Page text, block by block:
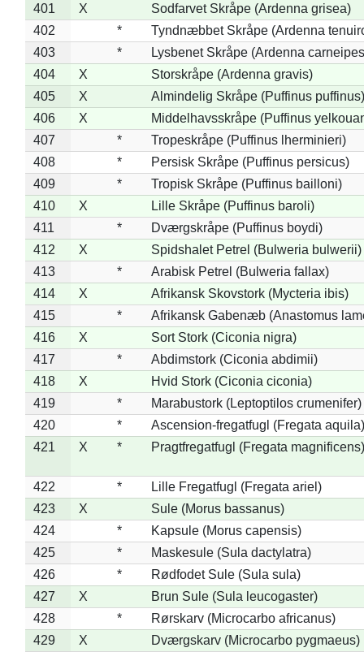
401
X
Sodfarvet Skråpe (Ardenna grisea)
402
*
Tyndnæbbet Skråpe (Ardenna
403
*
Lysbenet Skråpe (Ardenna
404
X
Storskråpe (Ardenna gravis)
405
X
Almindelig Skråpe (Puffinus puffinus)
406
X
Middelhavsskråpe (Puffinus
407
*
Tropeskråpe (Puffinus lherminieri)
408
*
Persisk Skråpe (Puffinus persicus)
409
*
Tropisk Skråpe (Puffinus bailloni)
410
X
Lille Skråpe (Puffinus baroli)
411
*
Dværgskråpe (Puffinus boydi)
412
X
Spidshalet Petrel (Bulweria bulwerii)
413
*
Arabisk Petrel (Bulweria fallax)
414
X
Afrikansk Skovstork (Mycteria ibis)
415
*
Afrikansk Gabenæb (Anastomus
416
X
Sort Stork (Ciconia nigra)
417
*
Abdimstork (Ciconia abdimii)
418
X
Hvid Stork (Ciconia ciconia)
419
*
Marabustork (Leptoptilos crumenifer)
420
*
Ascension-fregatfugl (Fregata aquila)
421
X * Pragtfregatfugl (Fregata magnificens)
422 *
Lille Fregatfugl (Fregata ariel)
423
X
Sule (Morus bassanus)
424
*
Kapsule (Morus capensis)
425
*
Maskesule (Sula dactylatra)
426
*
Rødfodet Sule (Sula sula)
427
X
Brun Sule (Sula leucogaster)
428
*
Rørskarv (Microcarbo africanus)
429
X
Dværgskarv (Microcarbo pygmaeus)